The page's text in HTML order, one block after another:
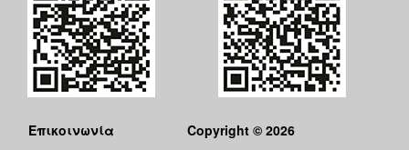
Επικοινωνία Copyright © 2026